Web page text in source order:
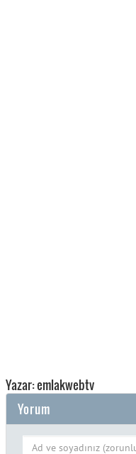
Yazar: emlakwebtv
Yorum